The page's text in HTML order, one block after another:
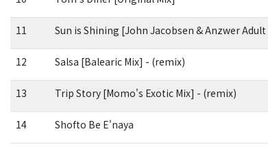
11 Sun is Shining [John Jacobsen & Anzwer
12 Salsa [Balearic Mix] - (remix)
13 Trip Story [Momo's Exotic Mix] - (remix)
14 Shofto Be E'naya